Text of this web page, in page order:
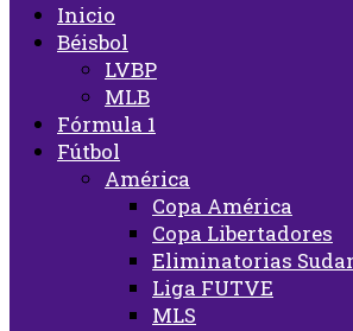
Inicio
Béisbol
LVBP
MLB
Fórmula 1
Fútbol
América
Copa América
Copa Libertadores
Eliminatorias
Liga FUTVE
MLS